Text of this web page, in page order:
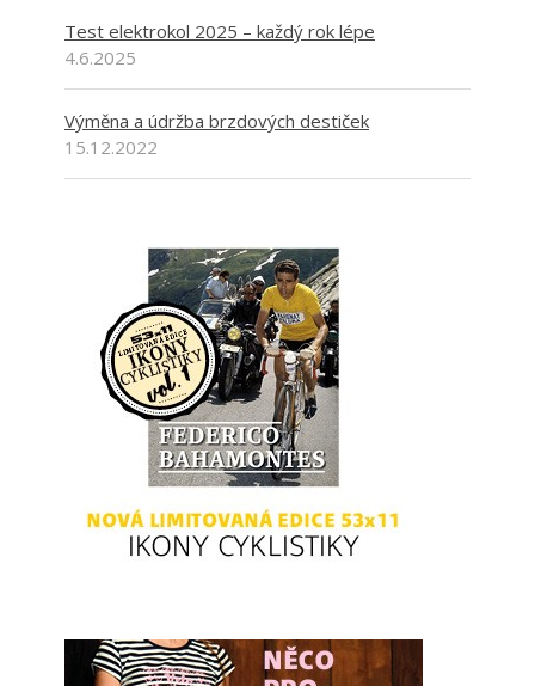
Test elektrokol 2025 – každý rok lépe
4.6.2025
Výměna a údržba brzdových destiček
15.12.2022